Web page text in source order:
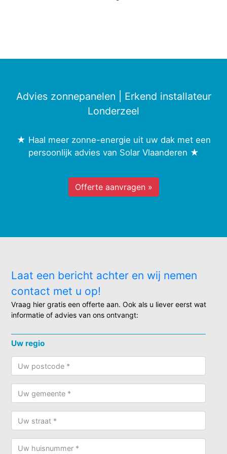
Advies zonnepanelen | Erkend installateur
Londerzeel
★ Haal meer zonne-energie uit uw dak met een
persoonlijk advies van Solar Vlaanderen ★
Offerte aanvragen »
Laat een bericht achter en wij nemen
contact met u op!
Vraag hier gratis een offerte aan. Ook als u liever eerst wat
informatie of advies van ons ontvangt:
Uw regio